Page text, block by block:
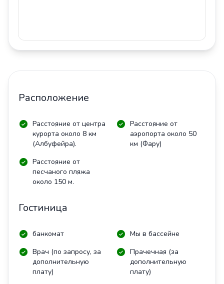
Расположение
Расстояние от центра
курорта около 8 км
(Албуфейра).
Расстояние от
аэропорта около 50
км (Фару)
Расстояние от
песчаного пляжа
около 150 м.
Гостиница
банкомат
Мы в бассейне
Врач (по запросу, за
дополнительную
плату)
Прачечная (за
дополнительную
плату)